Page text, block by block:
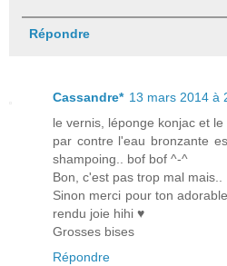
Répondre
Cassandre* 13 mars 2014 à
le vernis, léponge konjac et le
par contre l'eau bronzante
shampoing.. bof bof ^-^
Bon, c'est pas trop mal mais..
Sinon merci pour ton
rendu joie hihi ♥
Grosses bises
Répondre